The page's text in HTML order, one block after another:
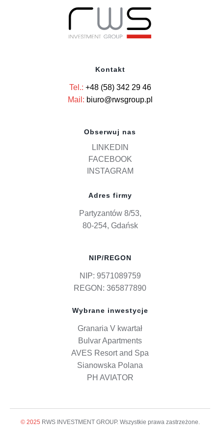
Kontakt
Tel.: +48 (58) 342 29 46
Mail: biuro@rwsgroup.pl
Obserwuj nas
LINKEDIN
FACEBOOK
INSTAGRAM
Adres firmy
Partyzantów 8/53,
80-254, Gdańsk
NIP/REGON
NIP: 9571089759
REGON: 365877890
Wybrane inwestycje
Granaria V kwartał
Bulvar Apartments
AVES Resort and Spa
Sianowska Polana
PH AVIATOR
© 2025 RWS INVESTMENT GROUP. Wszystkie prawa zastrzeżone.